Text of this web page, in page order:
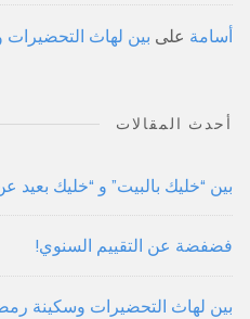
أسامة على بين لهاث
أحدث المقالات
بين “خليك بالبيت” و “خليك بعيد
فضفضة عن التقييم السنوي!
بين لهاث التحضيرات وسكينة